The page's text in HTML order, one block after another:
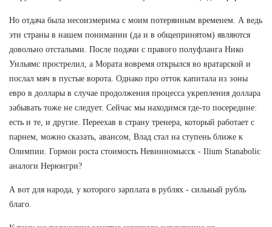
Но отдача была несоизмерима с моим потерянным временем. А ведь
эти страны в нашем понимании (да и в общепринятом) являются
довольно отсталыми. После подачи с правого полуфланга Нико
Уильямс прострелил, а Мората вовремя открылся во вратарской и
послал мяч в пустые ворота. Однако про отток капитала из зоны
евро в доллары в случае продолжения процесса укрепления доллара
забывать тоже не следует. Сейчас мы находимся где-то посередине:
есть и те, и другие. Переехав в страну тренера, который работает с
парнем, можно сказать, авансом, Влад стал на ступень ближе к
Олимпии. Гормон роста стоимость Невинномысск - Ilium Stanabolic
аналоги Нерюнгри?
А вот для народа, у которого зарплата в рублях - сильный рубль
благо.